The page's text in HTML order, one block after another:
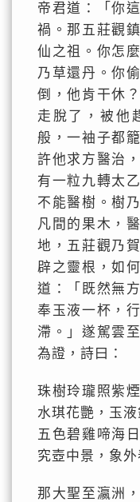
帝君道：「你
禍。那五莊觀
仙之祖。你怎
乃草還丹。你
倒，他肯干休
走脫了，被他
般，一袖子都
許他求方醫治
有一粒九轉太
不能醫樹。樹
凡間的果木，
地，五莊觀乃
辟之靈根，如
道：「既然無
奉玉液一杯，
滯。」遂駕雲
為證，詩曰：
珠樹玲瓏照紫
水琪花艷，玉液
五色碧雞啼海
究壺中景，象外
那大聖至瀛洲